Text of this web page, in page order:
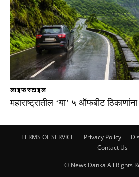
लाइफस्टाइल
महाराष्ट्रातील ‘या’ ५ ऑफबीट
TERMS OF SERVICE Privacy Policy
Contact Us
© News Danka All Rights